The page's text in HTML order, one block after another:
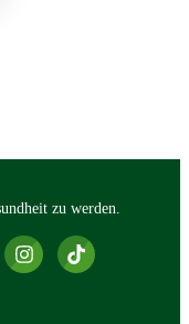
zu werden.